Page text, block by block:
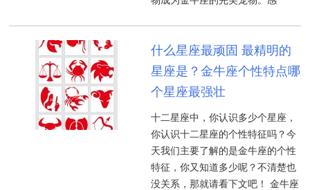
什么星座最顽固 最精明的
星座是？金牛座个性特点哪
个星座最强壮
十二星座中，你认识多少个星座，
你认识十二星座的个性特征吗？今
天我们主要了解的是金牛座的个性
特征，你又知道多少呢？不清楚也
没关系，那就请看下文吧！ 金牛座